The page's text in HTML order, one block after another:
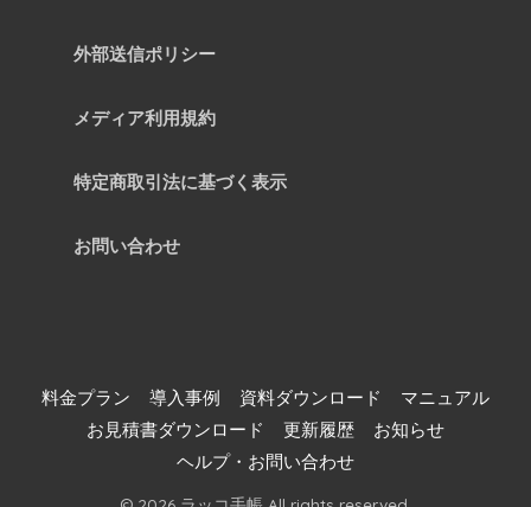
外部送信ポリシー
メディア利用規約
特定商取引法に基づく表示
お問い合わせ
料金プラン 導入事例 資料ダウンロード
マニュアル
お見積書ダウンロード
更新履歴
お知らせ
ヘルプ・お問い合わせ